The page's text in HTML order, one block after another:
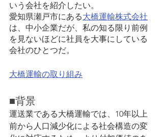
いう会社を紹介したい。
愛知県瀬戸市にある大橋運輸株式会社
は、中小企業だが、私の知る限り前例
を見ないほどに社員を大事にしている
会社のひとつだ。
大橋運輸の取り組み
■背景
運送業である大橋運輸では、10年以上
前から人口減少化による社会構造の変